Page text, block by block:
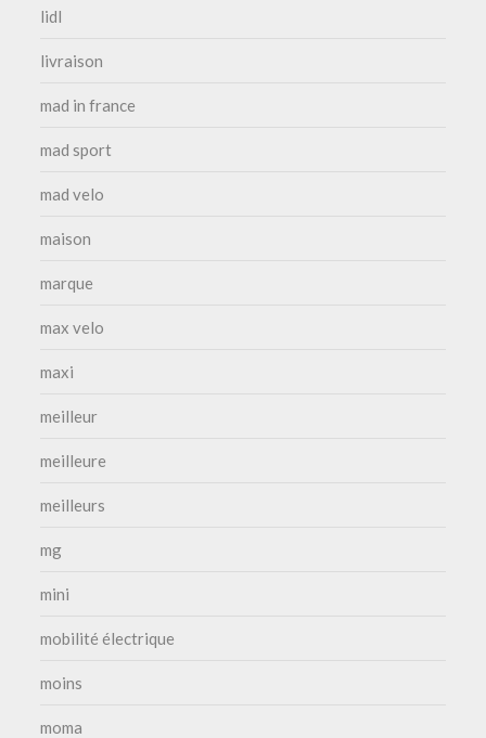
lidl
livraison
mad in france
mad sport
mad velo
maison
marque
max velo
maxi
meilleur
meilleure
meilleurs
mg
mini
mobilité électrique
moins
moma